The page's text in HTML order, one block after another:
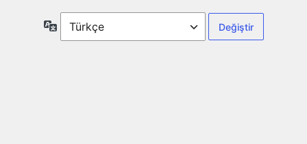
Dil